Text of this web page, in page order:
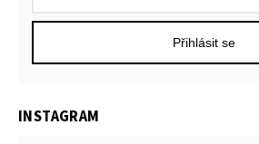
Přihlásit se
INSTAGRAM